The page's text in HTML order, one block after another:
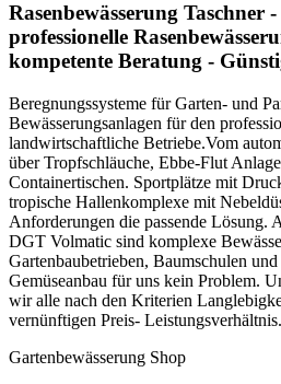
Rasenbewässerung Taschner
professionelle
kompetente Beratung -
Beregnungssysteme für Garten- und
Bewässerungsanlagen für den
landwirtschaftliche Betriebe.Vom
über Tropfschläuche, Ebbe-Flut
Containertischen. Sportplätze mit
tropische Hallenkomplexe mit
Anforderungen die passende Lösung.
DGT Volmatic sind komplexe
Gartenbaubetrieben, Baumschulen
Gemüseanbau für uns kein Problem.
wir alle nach den Kriterien
vernünftigen Preis- Leistungsverhältnis.
Gartenbewässerung Shop